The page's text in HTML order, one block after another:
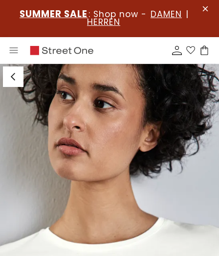
SUMMER SALE : Shop now - DAMEN |
HERREN